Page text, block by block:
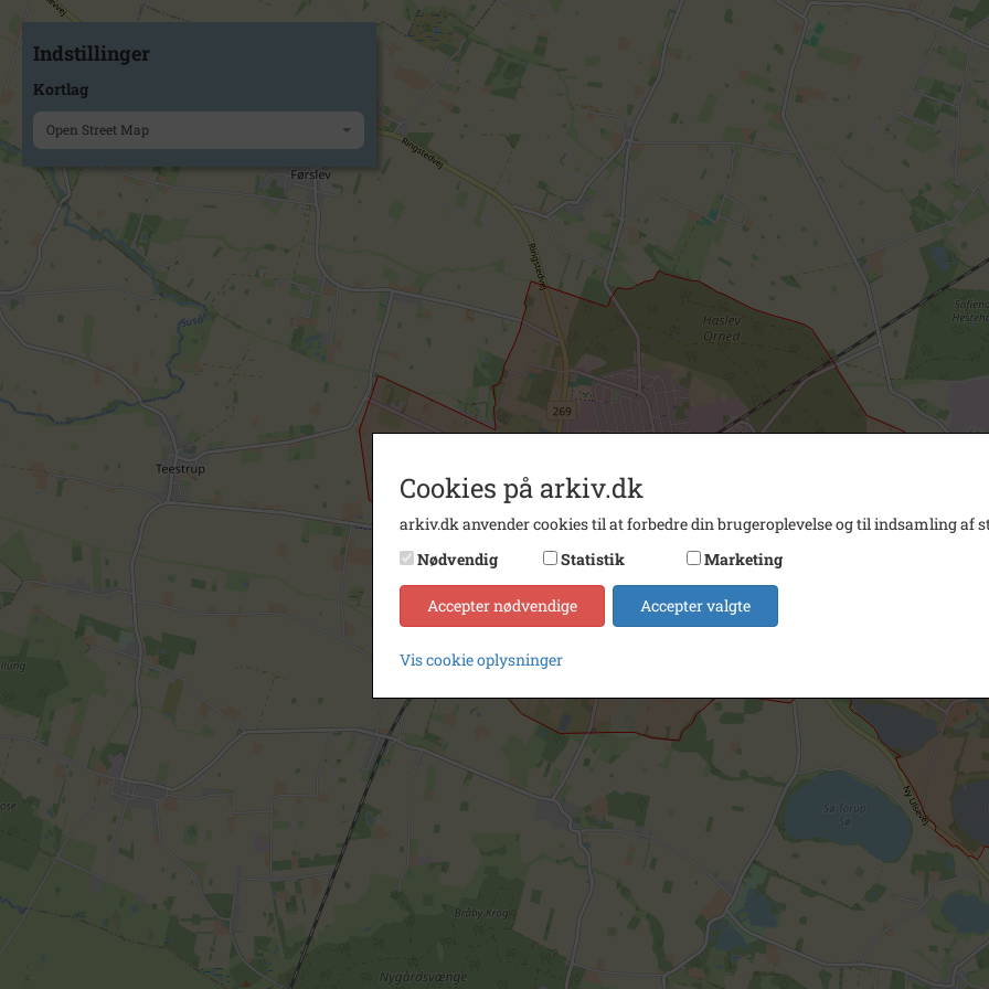
Indstillinger
Kortlag
Open Street Map
Cookies på arkiv.dk
arkiv.dk anvender cookies til at forbedre din brugeroplevelse og til indsamling af
Nødvendig
Statistik Marketing
Accepter nødvendige Accepter valgte
Vis cookie oplysninger